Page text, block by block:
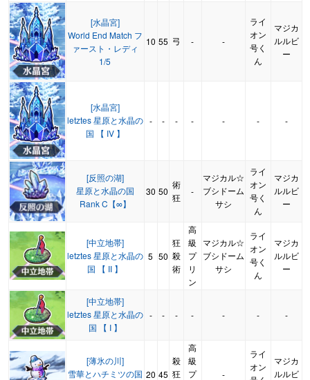
[水晶宮]
World End Match フ
ァースト・レディ
1/5
10 55 弓 - -
ライ
オン
号く
ん
マジカ
ルルビ
ー
[水晶宮]
letztes 星原と水晶の
国 【 IV 】
- - - - - - -
[反照の湖]
星原と水晶の国
Rank C【∞】
30 50
術
狂
-
マジカル☆
ブシドーム
サシ
ライ
オン
号く
ん
マジカ
ルルビ
ー
[中立地帯]
letztes 星原と水晶の
国 【 II 】
5 50
狂
殺
術
高
級
プ
リ
ン
マジカル☆
ブシドーム
サシ
ライ
オン
号く
ん
マジカ
ルルビ
ー
[中立地帯]
letztes 星原と水晶の
国 【 I 】
- - - - - - -
[薄氷の川]
雪華とハチミツの国 20 45
殺
狂
高
級
プ
-
ライ
オン
マジカ
ルルビ